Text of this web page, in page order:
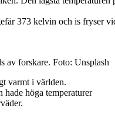
373 kelvin och is fryser
av forskare. Foto: Unsplash
varmt i världen.
hade höga temperaturer